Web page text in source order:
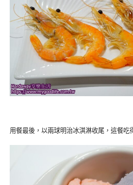
用餐最後，以兩球明治冰淇淋收尾，這餐吃